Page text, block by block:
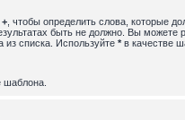
+ , чтобы определить слова, которые
быть не должно. Вы можете
из списка. Используйте* в качестве
шаблона.